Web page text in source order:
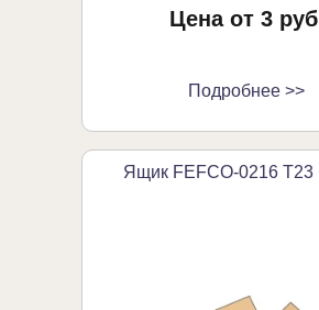
Цена от 3
Подробнее >>
Ящик FEFCO-0216 Т23